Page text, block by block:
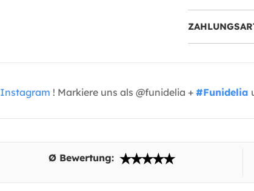
Instagram ! Markiere uns als @funidelia + #Funidelia
Ø Bewertung: